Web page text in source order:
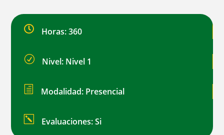
 Horas: 360
R Nivel: Nivel 1
h Modalidad: Presencial
k Evaluaciones: Si